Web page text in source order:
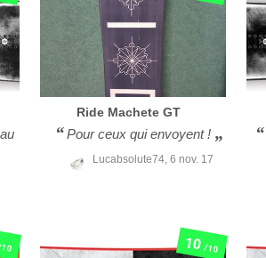
Ride Machete GT
Pour ceux qui envoyent !
Lucabsolute74,6 nov. 17
10/10